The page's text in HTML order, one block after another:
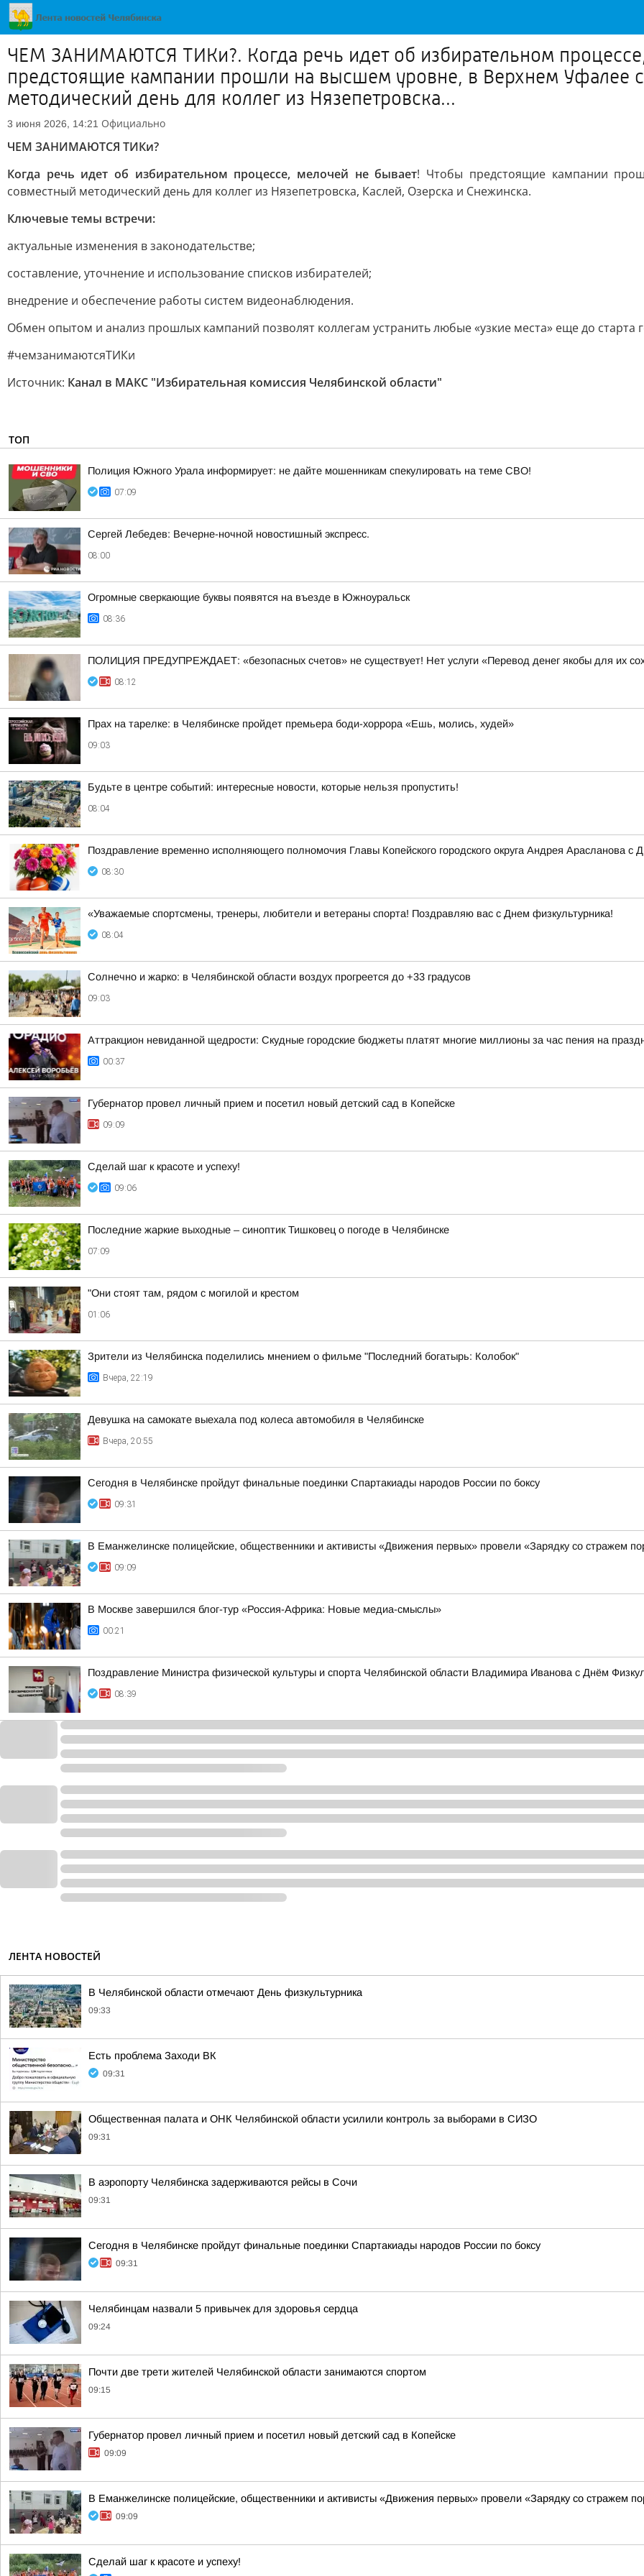
ЧЕМ ЗАНИМАЮТСЯ ТИКи?. Когда речь идет об избирательном
предстоящие кампании прошли на высшем уровне, в Верхнем Уфалее
методический день для коллег из Нязепетровска...
3 июня 2026, 14:21 Официально
ЧЕМ ЗАНИМАЮТСЯ ТИКи?
Когда речь идет об избирательном процессе, мелочей не бывает! Чтобы предстоящие кампании
совместный методический день для коллег из Нязепетровска, Каслей, Озерска и Снежинска.
Ключевые темы встречи:
актуальные изменения в законодательстве;
составление, уточнение и использование списков избирателей;
внедрение и обеспечение работы систем видеонаблюдения.
Обмен опытом и анализ прошлых кампаний позволят коллегам устранить любые «узкие места» еще до старта
#чемзанимаютсяТИКи
Источник: Канал в МАКС "Избирательная комиссия Челябинской области"
ТОП
Полиция Южного Урала информирует: не дайте мошенникам спекулировать на теме СВО!
07:09
Сергей Лебедев: Вечерне-ночной новостишный экспресс.
08:00
Огромные сверкающие буквы появятся на въезде в Южноуральск
08:36
ПОЛИЦИЯ ПРЕДУПРЕЖДАЕТ: «безопасных счетов» не существует! Нет услуги «Перевод денег якобы для их
08:12
Прах на тарелке: в Челябинске пройдет премьера боди-хоррора «Ешь, молись, худей»
09:03
Будьте в центре событий: интересные новости, которые нельзя пропустить!
08:04
Поздравление временно исполняющего полномочия Главы Копейского городского округа Андрея Арасланова с
08:30
«Уважаемые спортсмены, тренеры, любители и ветераны спорта! Поздравляю вас с Днем физкультурника!
08:04
Солнечно и жарко: в Челябинской области воздух прогреется до +33 градусов
09:03
Аттракцион невиданной щедрости: Скудные городские бюджеты платят многие миллионы за час пения на
00:37
Губернатор провел личный прием и посетил новый детский сад в Копейске
09:09
Сделай шаг к красоте и успеху!
09:06
Последние жаркие выходные – синоптик Тишковец о погоде в Челябинске
07:09
"Они стоят там, рядом с могилой и крестом
01:06
Зрители из Челябинска поделились мнением о фильме "Последний богатырь: Колобок"
Вчера, 22:19
Девушка на самокате выехала под колеса автомобиля в Челябинске
Вчера, 20:55
Сегодня в Челябинске пройдут финальные поединки Спартакиады народов России по боксу
09:31
В Еманжелинске полицейские, общественники и активисты «Движения первых» провели «Зарядку со стражем
09:09
В Москве завершился блог-тур «Россия-Африка: Новые медиа-смыслы»
00:21
Поздравление Министра физической культуры и спорта Челябинской области Владимира Иванова с Днём
08:39
ЛЕНТА НОВОСТЕЙ
В Челябинской области отмечают День физкультурника
09:33
Есть проблема Заходи ВК
09:31
Общественная палата и ОНК Челябинской области усилили контроль за выборами в СИЗО
09:31
В аэропорту Челябинска задерживаются рейсы в Сочи
09:31
Сегодня в Челябинске пройдут финальные поединки Спартакиады народов России по боксу
09:31
Челябинцам назвали 5 привычек для здоровья сердца
09:24
Почти две трети жителей Челябинской области занимаются спортом
09:15
Губернатор провел личный прием и посетил новый детский сад в Копейске
09:09
В Еманжелинске полицейские, общественники и активисты «Движения первых» провели «Зарядку со стражем
09:09
Сделай шаг к красоте и успеху!